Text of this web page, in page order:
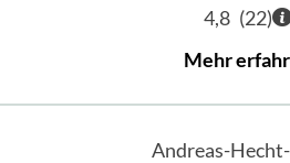
4,8 (22)
Mehr
Andreas-